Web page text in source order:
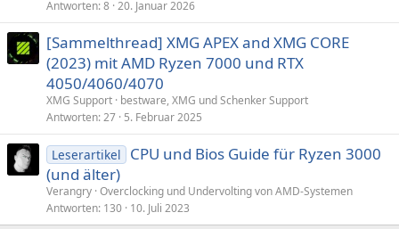
Antworten 8 20. Januar 2026
[Sammelthread] XMG APEX and XMG CORE
(2023) mit AMD Ryzen 7000 und RTX
4050/4060/4070
XMG Support bestware, XMG und Schenker Support
Antworten 27 5. Februar 2025
Leserartikel
CPU und Bios Guide für Ryzen 3000
(und älter)
Verangry Overclocking und Undervolting von AMD-Systemen
Antworten 130 10. Juli 2023